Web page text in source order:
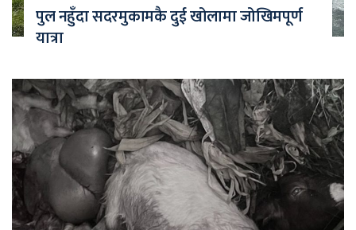
पुल नहुँदा सदरमुकामकै दुई खोलामा जोखिमपूर्ण
यात्रा